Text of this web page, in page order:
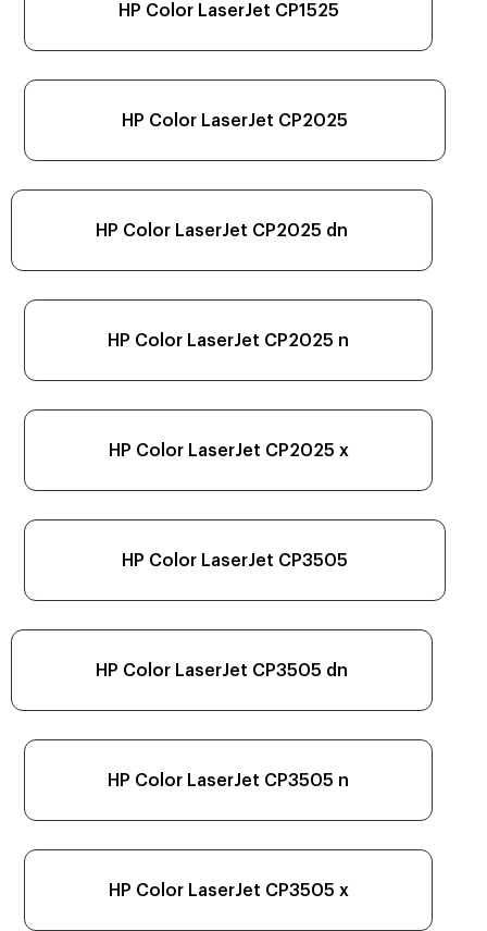
HP Color LaserJet CP1525
HP Color LaserJet CP2025
HP Color LaserJet CP2025 dn
HP Color LaserJet CP2025 n
HP Color LaserJet CP2025 x
HP Color LaserJet CP3505
HP Color LaserJet CP3505 dn
HP Color LaserJet CP3505 n
HP Color LaserJet CP3505 x